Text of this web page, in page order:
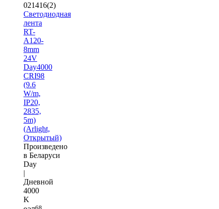
021416(2)
Светодиодная
лента
RT-
A120-
8mm
24V
Day4000
CRI98
(9.6
W/m,
IP20,
2835,
5m)
(Arlight,
Открытый)
Произведено
в Беларуси
Day
|
Дневной
4000
K